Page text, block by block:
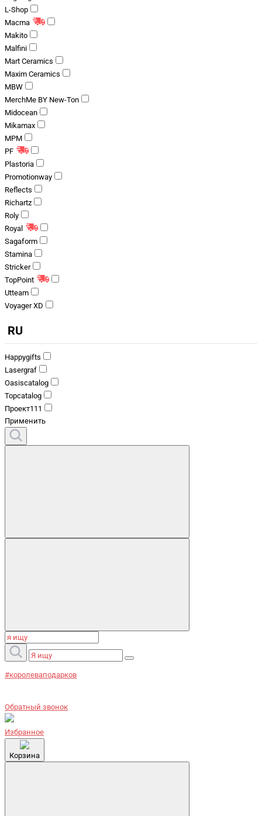
L-Shop
Macma
Makito
Malfini
Mart Ceramics
Maxim Ceramics
MBW
MerchMe BY New-Ton
Midocean
Mikamax
MPM
PF
Plastoria
Promotionway
Reflects
Richartz
Roly
Royal
Sagaform
Stamina
Stricker
TopPoint
Utteam
Voyager XD
RU
Happygifts
Lasergraf
Oasiscatalog
Topcatalog
Проект111
Применить
#королеваподарков
Обратный звонок
Избранное
Корзина